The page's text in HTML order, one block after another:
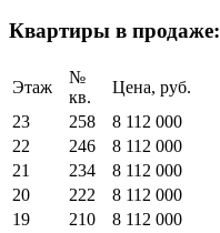
Квартиры в продаже:
Этаж
№
кв.
Цена, руб.
23
258
8 112 000
22
246
8 112 000
21
234
8 112 000
20
222
8 112 000
19
210
8 112 000